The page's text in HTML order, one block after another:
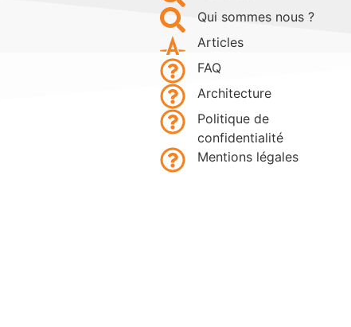
Qui sommes nous ?
Articles
FAQ
Architecture
Politique de
confidentialité
Mentions légales